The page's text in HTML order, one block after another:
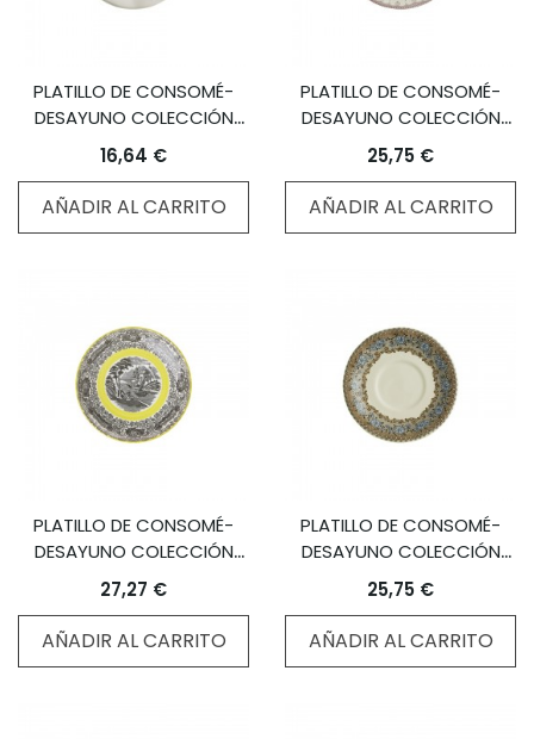
PLATILLO DE CONSOMÉ-
DESAYUNO COLECCIÓN
AURORA BLANCA
16,64 €
AÑADIR AL CARRITO
PLATILLO DE CONSOMÉ-
DESAYUNO COLECCIÓN
FLOR DE LIS ROSA
25,75 €
AÑADIR AL CARRITO
PLATILLO DE CONSOMÉ-
DESAYUNO COLECCIÓN
NEGRO VISTAS YELLOW BY
AARON STEWART
27,27 €
AÑADIR AL CARRITO
PLATILLO DE CONSOMÉ-
DESAYUNO COLECCIÓN
VIEJO MOLINO
25,75 €
AÑADIR AL CARRITO